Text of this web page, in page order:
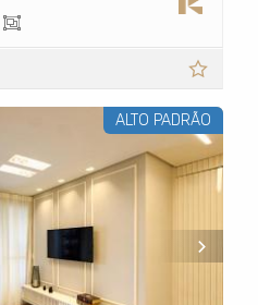
ALTO PADRÃO